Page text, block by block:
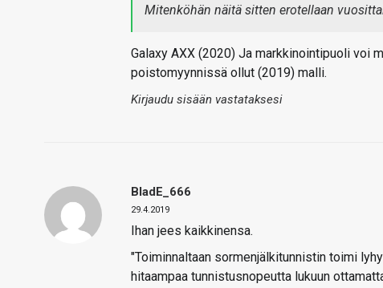
Mitenköhän näitä sitten erotellaan
Galaxy AXX (2020) Ja markkinointipuoli voi
poistomyynnissä ollut (2019) malli.
Kirjaudu sisään vastataksesi
BladE_666
29.4.2019
Ihan jees kaikkinensa.
"Toiminnaltaan sormenjälkitunnistin toimi
hitaampaa tunnistusnopeutta lukuun